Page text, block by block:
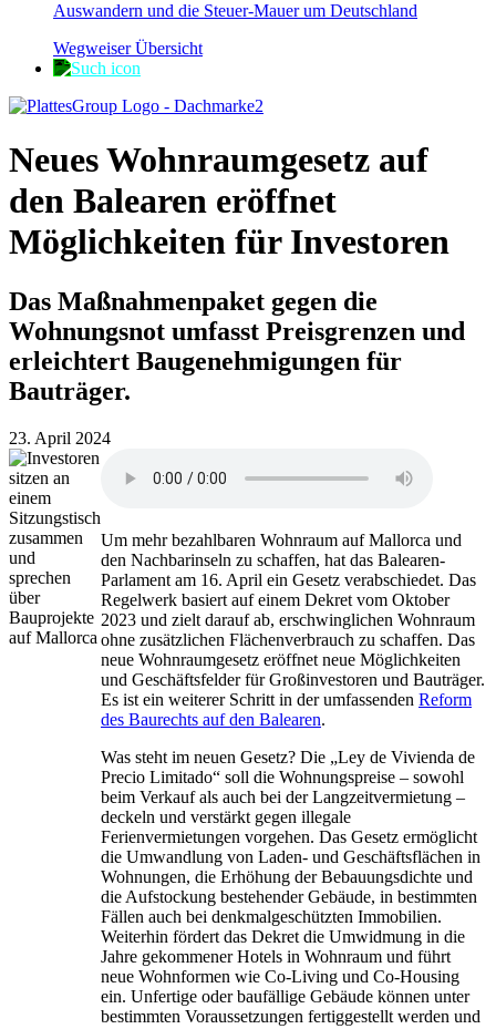
Auswandern und die Steuer-Mauer um Deutschland
Wegweiser Übersicht
Neues Wohnraumgesetz auf
den Balearen eröffnet
Möglichkeiten für Investoren
Das Maßnahmenpaket gegen die
Wohnungsnot umfasst Preisgrenzen und
erleichtert Baugenehmigungen für
Bauträger.
23. April 2024
Um mehr bezahlbaren Wohnraum auf Mallorca und
den Nachbarinseln zu schaffen, hat das Balearen-
Parlament am 16. April ein Gesetz verabschiedet. Das
Regelwerk basiert auf einem Dekret vom Oktober
2023 und zielt darauf ab, erschwinglichen Wohnraum
ohne zusätzlichen Flächenverbrauch zu schaffen. Das
neue Wohnraumgesetz eröffnet neue Möglichkeiten
und Geschäftsfelder für Großinvestoren und Bauträger.
Es ist ein weiterer Schritt in der umfassenden Reform
des Baurechts auf den Balearen.
Was steht im neuen Gesetz? Die „Ley de Vivienda de
Precio Limitado“ soll die Wohnungspreise – sowohl
beim Verkauf als auch bei der Langzeitvermietung –
deckeln und verstärkt gegen illegale
Ferienvermietungen vorgehen. Das Gesetz ermöglicht
die Umwandlung von Laden- und Geschäftsflächen in
Wohnungen, die Erhöhung der Bebauungsdichte und
die Aufstockung bestehender Gebäude, in bestimmten
Fällen auch bei denkmalgeschützten Immobilien.
Weiterhin fördert das Dekret die Umwidmung in die
Jahre gekommener Hotels in Wohnraum und führt
neue Wohnformen wie Co-Living und Co-Housing
ein. Unfertige oder baufällige Gebäude können unter
bestimmten Voraussetzungen fertiggestellt werden und